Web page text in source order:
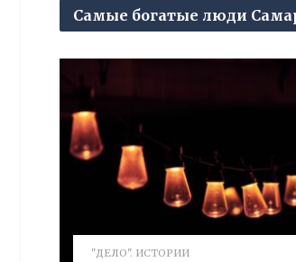
Самые богатые люди
"ДЕЛО". ИСТОРИИ